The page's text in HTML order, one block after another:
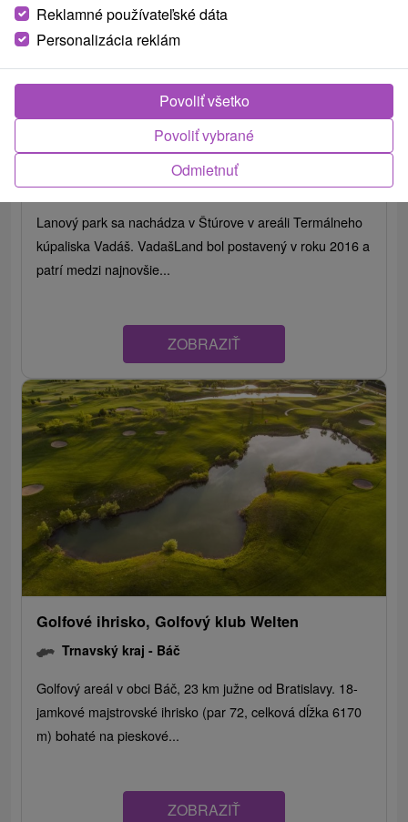
Lanový park VadašLand
Nitriansky kraj -Štúrovo
Lanový park sa nachádza v Štúrove v areáli Termálneho
kúpaliska Vadáš. VadašLand bol postavený v roku 2016 a
patrí medzi najnovšie...
ZOBRAZIŤ
Golfové ihrisko, Golfový klub Welten
Trnavský kraj - Báč
Golfový areál v obci Báč, 23 km južne od Bratislavy. 18-
jamkové majstrovské ihrisko (par 72, celková dĺžka 6170
m) bohaté na pieskové...
ZOBRAZIŤ
Reklamné používateľské dáta
Personalizácia reklám
Odmietnuť
Povoliť vybrané
Povoliť všetko